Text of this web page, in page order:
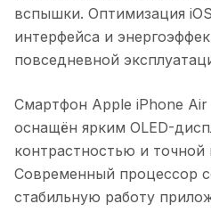
вспышки. Оптимизация
интерфейса и
повседневной
Смартфон Apple iPhone Air
оснащён ярким OLED-
контрастностью и точной
Современный процессор
стабильную работу